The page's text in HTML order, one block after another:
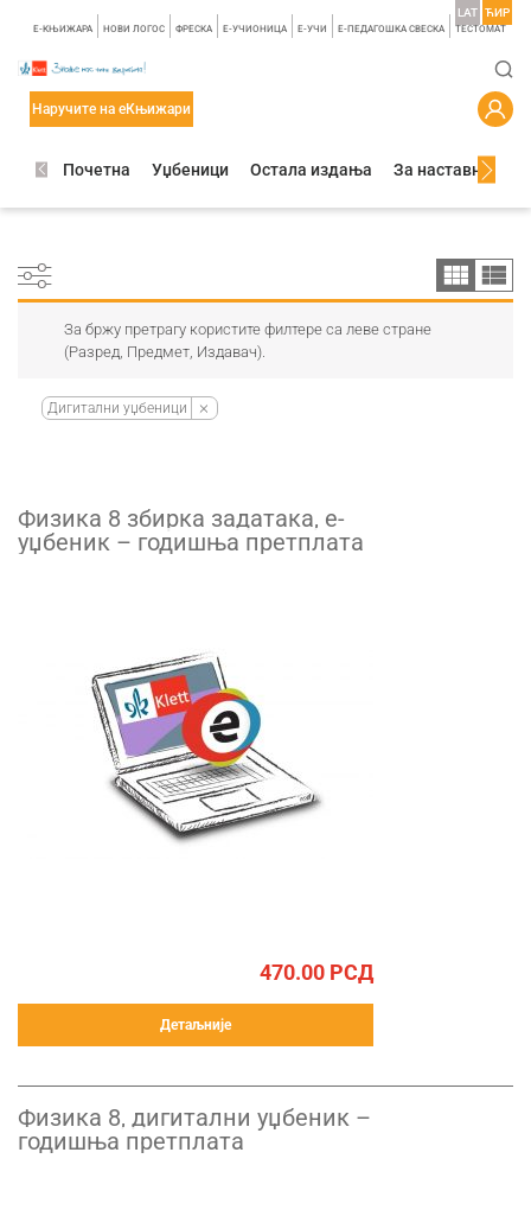
E-КЊИЖАРА НОВИ ЛОГОС ФРЕСКА E-УЧИОНИЦА E-УЧИ Е-ПЕДАГОШКА СВЕСКА TЕСТОМАТ
LAT ЋИР
Наручите на еКњижари
Почетна Уџбеници Остала издања За наставнике
За бржу претрагу користите филтере са леве стране
(Разред, Предмет, Издавач).
Дигитални уџбеници
Физика 8 збирка задатака, е-
уџбеник – годишња претплата
470.00 РСД
Детаљније
Физика 8, дигитални уџбеник –
годишња претплата